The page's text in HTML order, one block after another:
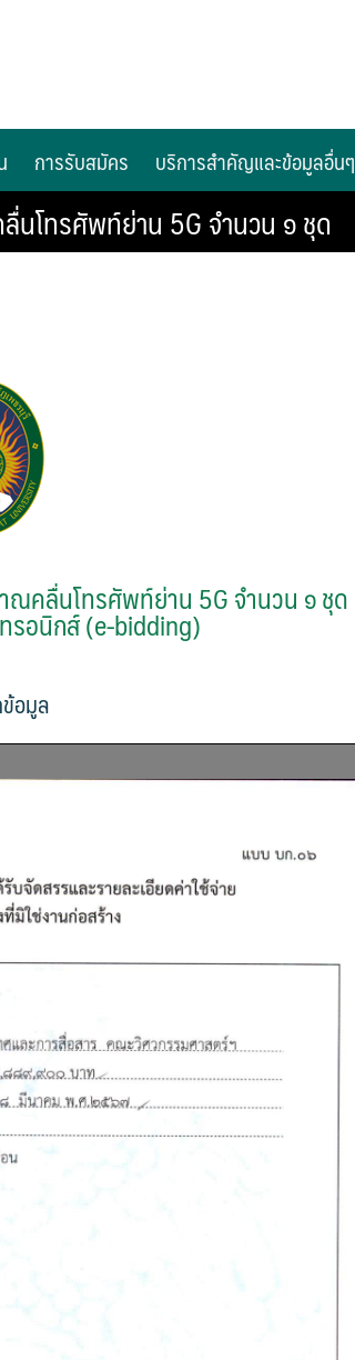
การรับสมัคร บริการสำคัญและข้อมูลอื่นๆ
โทรศัพท์ย่าน 5G จํานวน ๑ ชุด
คลื่นโทรศัพท์ย่าน 5G จํานวน ๑ ชุด
รอนิกส์ (e-bidding)
อมูล